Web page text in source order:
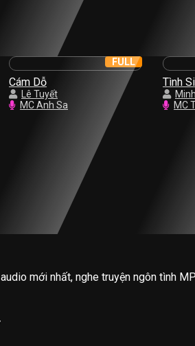
Cám Dỗ
Lê Tuyết
MC Anh Sa
FULL
Tình Si
MC
mới nhất, nghe truyện ngôn tình